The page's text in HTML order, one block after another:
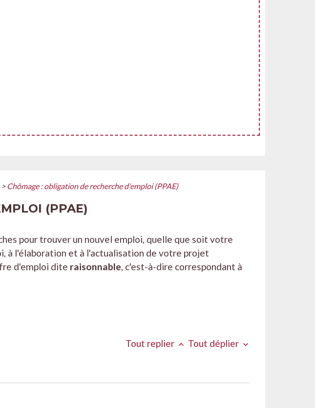
> Chômage : obligation de recherche d'emploi (PPAE)
(PPAE)
pour trouver un nouvel emploi, quelle que soit votre
à l'élaboration et à l'actualisation de votre projet
d'emploi dite raisonnable, c'est-à-dire correspondant à
Tout replier keyboard_arrow_up Tout déplier keyboard_arrow_down